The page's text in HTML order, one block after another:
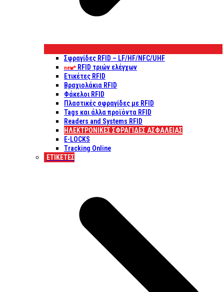
Σφραγίδες RFID – LF/HF/NFC/UHF
new* RFID τριών ελέγχων
Ετικέτες RFID
Βραχιολάκια RFID
Φάκελοι RFID
Πλαστικές σφραγίδες με RFID
Tags και άλλα προϊόντα RFID
Readers and Systems RFID
ΗΛΕΚΤΡΟΝΙΚΕΣ ΣΦΡΑΓΙΔΕΣ ΑΣΦΑΛΕΙΑΣ
E-LOCKS
Tracking Online
ΕΤΙΚΈΤΕΣ